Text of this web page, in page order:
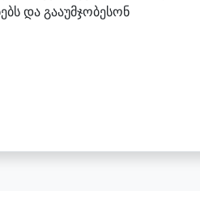
და გააუმჯობესონ